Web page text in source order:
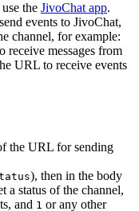
the JivoChat app.
events to JivoChat,
channel, for example:
receive messages from
URL to receive events
the URL for sending
), then in the body
a status of the channel,
and 1 or any other